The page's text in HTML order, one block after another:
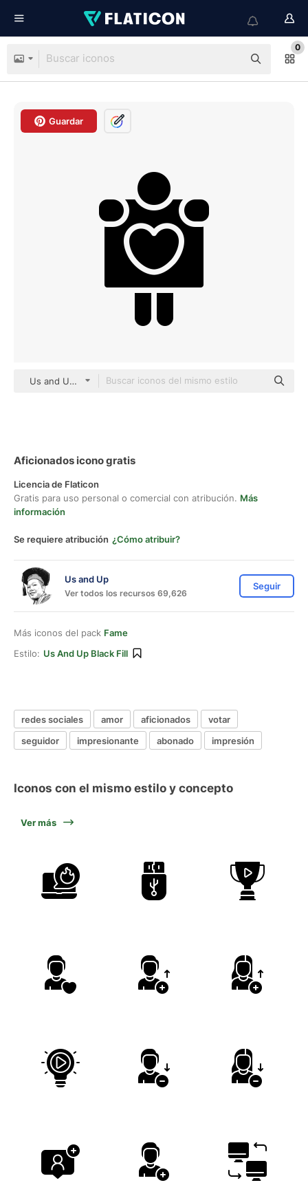
0
Guardar
Us and Up black fill
Aficionados icono gratis
Licencia de Flaticon
Gratis para uso personal o comercial con atribución. Más
información
Se requiere atribución ¿Cómo atribuir?
Us and Up
Ver todos los recursos 69,626
Seguir
Más iconos del pack Fame
Estilo: Us And Up Black Fill
redes sociales amor aficionados
votar
seguidor
impresionante abonado impresión
Iconos con el mismo estilo y concepto
Ver más